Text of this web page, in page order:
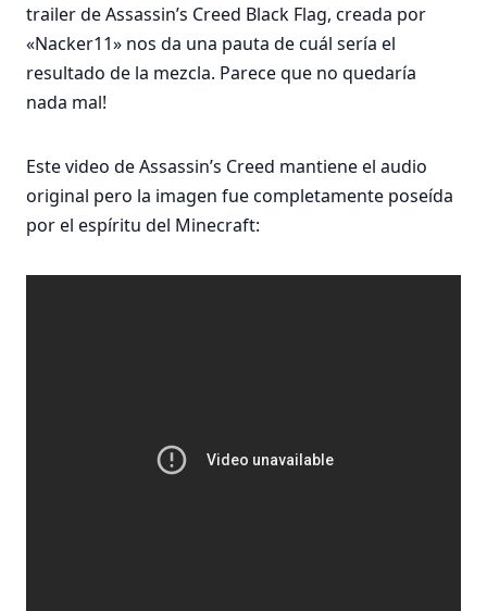
trailer de Assassin’s Creed Black Flag, creada por
«Nacker11» nos da una pauta de cuál sería el
resultado de la mezcla. Parece que no quedaría
nada mal!
Este video de Assassin’s Creed mantiene el audio
original pero la imagen fue completamente poseída
por el espíritu del Minecraft: